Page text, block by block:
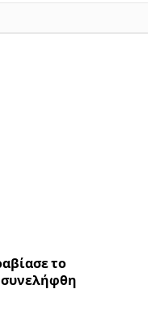
το
συνελήφθη